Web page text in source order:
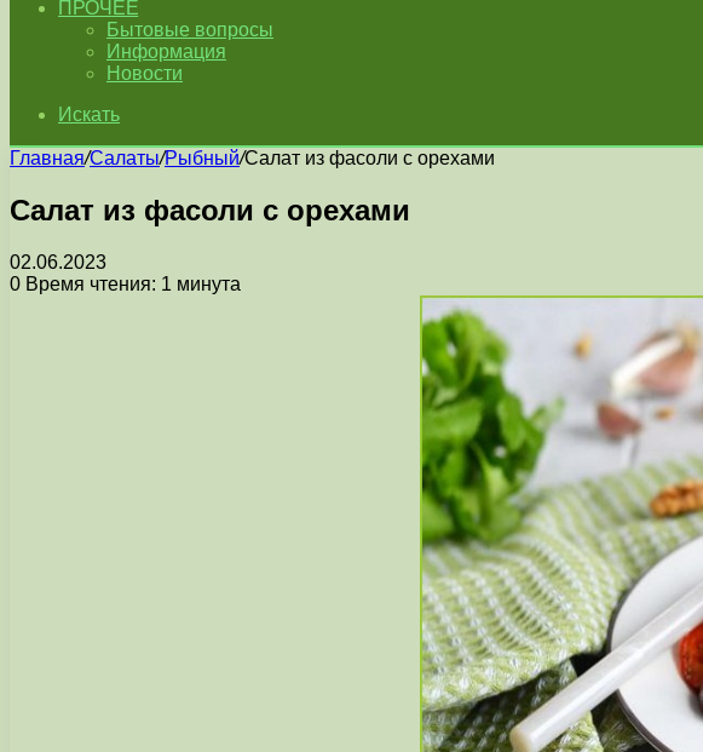
ПРОЧЕЕ
Бытовые вопросы
Информация
Новости
Искать
Главная/Салаты/Рыбный/Салат из фасоли с орехами
Салат из фасоли с орехами
02.06.2023
0 Время чтения: 1 минута